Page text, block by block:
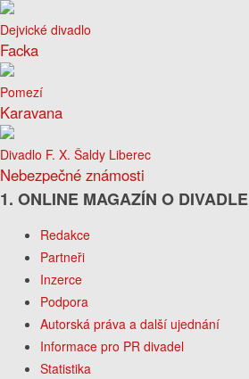
Dejvické divadlo
Facka
Pomezí
Karavana
Divadlo F. X. Šaldy Liberec
Nebezpečné známosti
1. ONLINE MAGAZÍN O DIVADLE
Redakce
Partneři
Inzerce
Podpora
Autorská práva a další ujednání
Informace pro PR divadel
Statistika